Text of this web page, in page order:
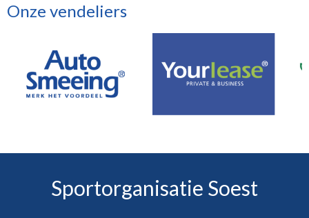
Onze vendeliers
Sportorganisatie Soest